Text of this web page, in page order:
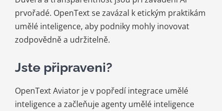
prvořadé. OpenText se zavázal k etickým praktikám
umělé inteligence, aby podniky mohly inovovat
zodpovědně a udržitelně.
Jste připraveni?
OpenText Aviator je v popředí integrace umělé
inteligence a začleňuje agenty umělé inteligence